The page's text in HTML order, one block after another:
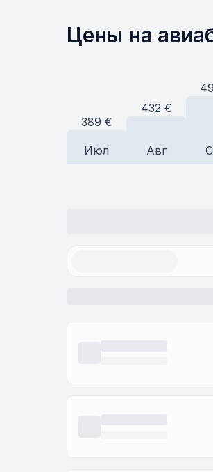
Цены на
389 €
Июл
432 €
Авг